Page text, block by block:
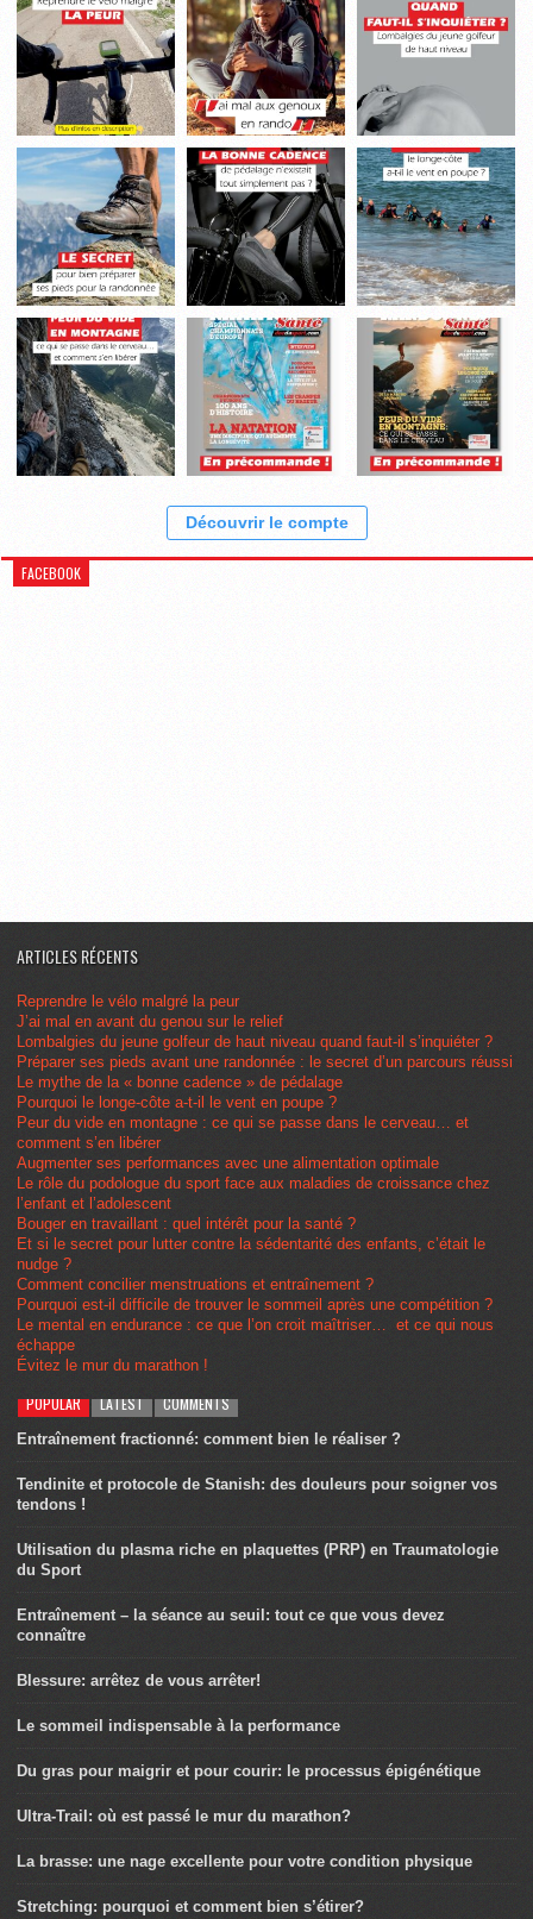
Découvrir le compte
FACEBOOK
ARTICLES RÉCENTS
Reprendre le vélo malgré la peur
J’ai mal en avant du genou sur le relief
Lombalgies du jeune golfeur de haut niveau quand faut-il s’inquiéter ?
Préparer ses pieds avant une randonnée : le secret d’un parcours réussi
Le mythe de la « bonne cadence » de pédalage
Pourquoi le longe-côte a-t-il le vent en poupe ?
Peur du vide en montagne : ce qui se passe dans le cerveau… et
comment s’en libérer
Augmenter ses performances avec une alimentation optimale
Le rôle du podologue du sport face aux maladies de croissance chez
l’enfant et l’adolescent
Bouger en travaillant : quel intérêt pour la santé ?
Et si le secret pour lutter contre la sédentarité des enfants, c’était le
nudge ?
Comment concilier menstruations et entraînement ?
Pourquoi est-il difficile de trouver le sommeil après une compétition ?
Le mental en endurance : ce que l’on croit maîtriser… et ce qui nous
échappe
Évitez le mur du marathon !
POPULAR LATEST COMMENTS
Entraînement fractionné: comment bien le réaliser ?
Tendinite et protocole de Stanish: des douleurs pour soigner vos
tendons !
Utilisation du plasma riche en plaquettes (PRP) en Traumatologie
du Sport
Entraînement – la séance au seuil: tout ce que vous devez
connaître
Blessure: arrêtez de vous arrêter!
Le sommeil indispensable à la performance
Du gras pour maigrir et pour courir: le processus épigénétique
Ultra-Trail: où est passé le mur du marathon?
La brasse: une nage excellente pour votre condition physique
Stretching: pourquoi et comment bien s’étirer?